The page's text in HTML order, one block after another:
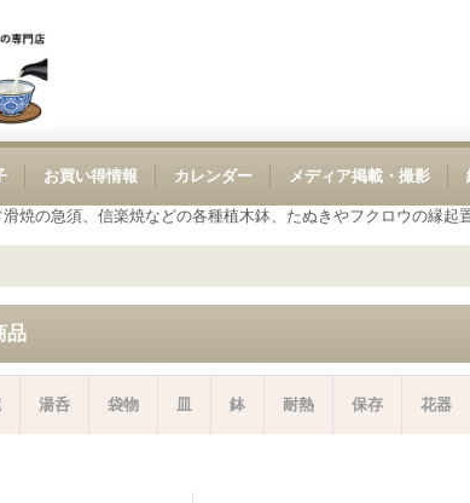
お買い得情報 カレンダー メディア掲載・撮影
焼の急須、信楽焼などの各種植木鉢、たぬきやフクロウの縁起
品
湯呑 袋物 皿 鉢 耐熱 保存 花器